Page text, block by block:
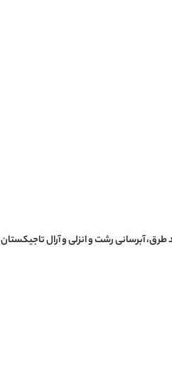
آبرسانی رشت و انزلی و آرال تاجیکستان